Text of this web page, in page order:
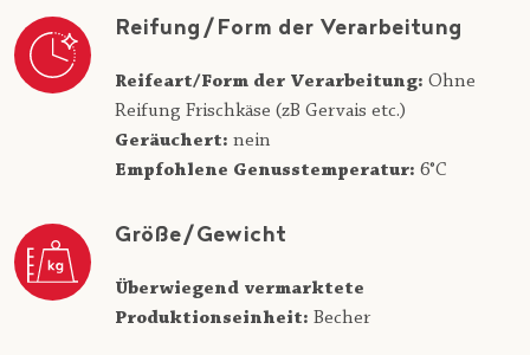
Reifung/Form der Verarbeitung
Reifeart/Form der Verarbeitung: Ohne
Reifung Frischkäse (zB Gervais etc.)
Geräuchert: nein
Empfohlene Genusstemperatur: 6°C
Größe/Gewicht
Überwiegend vermarktete
Produktionseinheit: Becher